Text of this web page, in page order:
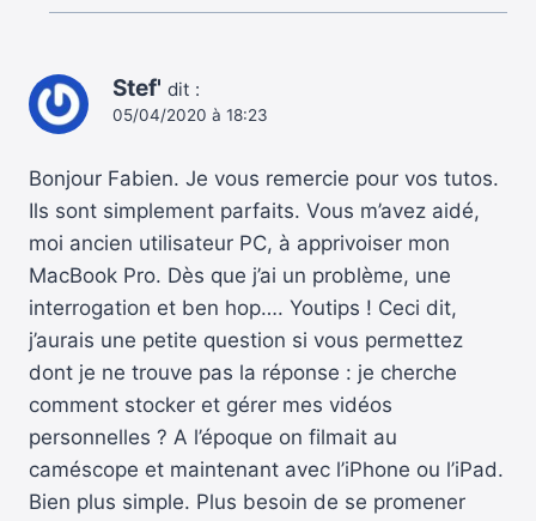
Stef' dit :
05/04/2020 à 18:23
Bonjour Fabien. Je vous remercie pour vos tutos.
Ils sont simplement parfaits. Vous m’avez aidé,
moi ancien utilisateur PC, à apprivoiser mon
MacBook Pro. Dès que j’ai un problème, une
interrogation et ben hop…. Youtips ! Ceci dit,
j’aurais une petite question si vous permettez
dont je ne trouve pas la réponse : je cherche
comment stocker et gérer mes vidéos
personnelles ? A l’époque on filmait au
caméscope et maintenant avec l’iPhone ou l’iPad.
Bien plus simple. Plus besoin de se promener